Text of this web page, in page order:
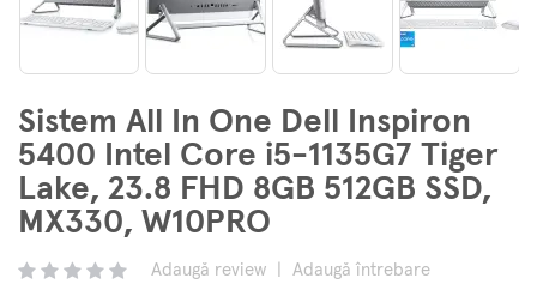
Sistem All In One Dell Inspiron
5400 Intel Core i5-1135G7 Tiger
Lake, 23.8 FHD 8GB 512GB SSD,
MX330, W10PRO
Adaugă review Adaugă întrebare